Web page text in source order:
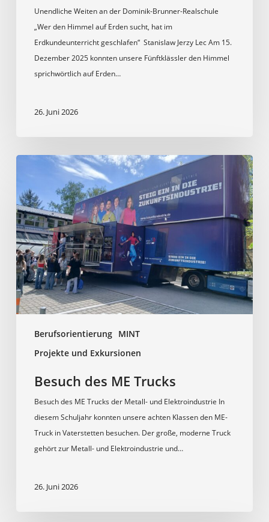
Unendliche Weiten an der Dominik-Brunner-Realschule
„Wer den Himmel auf Erden sucht, hat im
Erdkundeunterricht geschlafen“ Stanislaw Jerzy Lec Am 15.
Dezember 2025 konnten unsere Fünftklässler den Himmel
sprichwörtlich auf Erden…
26. Juni 2026
Berufsorientierung MINT
Projekte und Exkursionen
ME
Trucks
Besuch des ME Trucks
Besuch des ME Trucks der Metall- und Elektroindustrie In
diesem Schuljahr konnten unsere achten Klassen den ME-
Truck in Vaterstetten besuchen. Der große, moderne Truck
gehört zur Metall- und Elektroindustrie und…
26. Juni 2026